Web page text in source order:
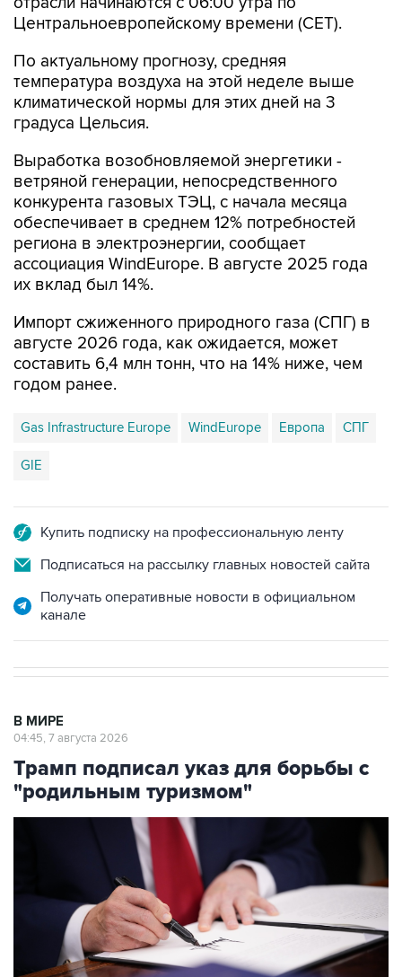
Центральноевропейскому времени (CET).
По актуальному прогнозу, средняя
температура воздуха на этой неделе выше
климатической нормы для этих дней на 3
градуса Цельсия.
Выработка возобновляемой энергетики -
ветряной генерации, непосредственного
конкурента газовых ТЭЦ, с начала месяца
обеспечивает в среднем 12% потребностей
региона в электроэнергии, сообщает
ассоциация WindEurope. В августе 2025 года
их вклад был 14%.
Импорт сжиженного природного газа (СПГ) в
августе 2026 года, как ожидается, может
составить 6,4 млн тонн, что на 14% ниже, чем
годом ранее.
Gas Infrastructure Europe WindEurope Европа СПГ
GIE
Купить подписку на профессиональную ленту
Подписаться на рассылку главных новостей сайта
Получать оперативные новости в официальном
канале
В МИРЕ
04:45, 7 августа 2026
Трамп подписал указ для борьбы с
"родильным туризмом"